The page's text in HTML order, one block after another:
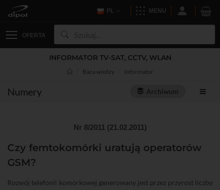
PL MENU
OFERTA
INFORMATOR TV-SAT, CCTV, WLAN
Baza wiedzy Informator
Numery Archiwum
Nr 8/2011 (21.02.2011)
Czy femtokomórki uratują operatorów
GSM?
Rozwój telefonii komórkowej generowany jest przez przyrost liczby